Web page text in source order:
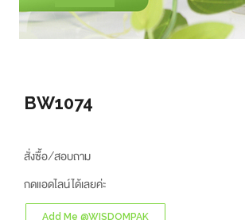
BW1074
สั่งซื้อ/สอบถาม
กดแอดไลน์ได้เลยค่ะ
Add Me @WISDOMPAK